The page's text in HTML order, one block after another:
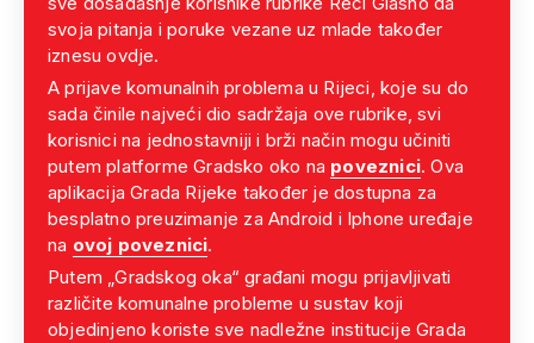
svoja pitanja i poruke vezane uz mlade također
iznesu ovdje.
A prijave komunalnih problema u Rijeci, koje su do
sada činile najveći dio sadržaja ove rubrike, svi
korisnici na jednostavniji i brži način mogu učiniti
putem platforme Gradsko oko na poveznici. Ova
aplikacija Grada Rijeke također je dostupna za
besplatno preuzimanje za Android i Iphone uređaje
na ovoj poveznici.
Putem „Gradskog oka“ građani mogu prijavljivati
različite komunalne probleme u sustav koji
objedinjeno koriste sve nadležne institucije Grada